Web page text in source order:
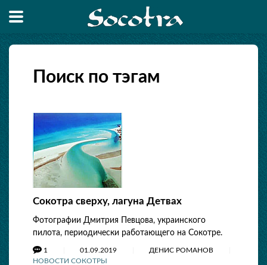
Поиск по тэгам
Сокотра сверху, лагуна Детвах
Фотографии Дмитрия Певцова, украинского
пилота, периодически работающего на Сокотре.
1 01.09.2019
ДЕНИС РОМАНОВ
НОВОСТИ СОКОТРЫ